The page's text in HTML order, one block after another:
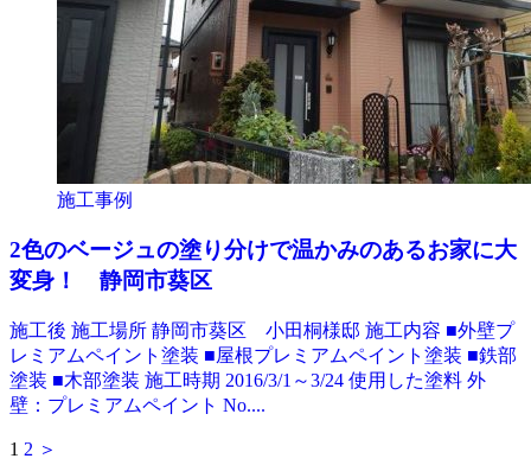
施工事例
2色のベージュの塗り分けで温かみのあるお家に大
変身！ 静岡市葵区
施工後 施工場所 静岡市葵区 小田桐様邸 施工内容 ■外壁プ
レミアムペイント塗装 ■屋根プレミアムペイント塗装 ■鉄部
塗装 ■木部塗装 施工時期 2016/3/1～3/24 使用した塗料 外
壁：プレミアムペイント No....
1 2 ＞